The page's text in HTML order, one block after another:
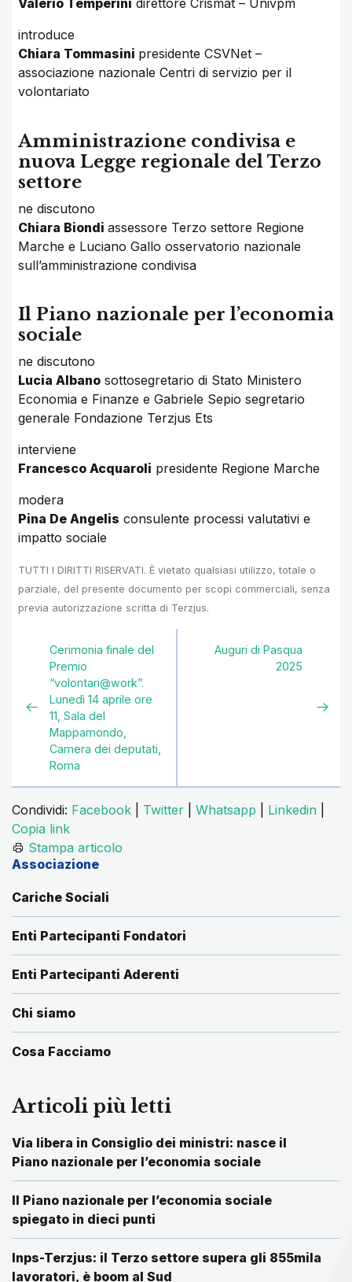
Valerio Temperini direttore Crismat – Univpm
introduce
Chiara Tommasini presidente CSVNet –
associazione nazionale Centri di servizio per il
volontariato
Amministrazione condivisa e
nuova Legge regionale del Terzo
settore
ne discutono
Chiara Biondi assessore Terzo settore Regione
Marche e Luciano Gallo osservatorio nazionale
sull’amministrazione condivisa
Il Piano nazionale per l’economia
sociale
ne discutono
Lucia Albano sottosegretario di Stato Ministero
Economia e Finanze e Gabriele Sepio segretario
generale Fondazione Terzjus Ets
interviene
Francesco Acquaroli presidente Regione Marche
modera
Pina De Angelis consulente processi valutativi e
impatto sociale
TUTTI I DIRITTI RISERVATI. È vietato qualsiasi utilizzo, totale o
parziale, del presente documento per scopi commerciali, senza
previa autorizzazione scritta di Terzjus.
Cerimonia finale del
Premio
“volontari@work”.
Lunedì 14 aprile ore
11, Sala del
Mappamondo,
Camera dei deputati,
Roma
Auguri di Pasqua
2025
Condividi: Facebook Twitter Whatsapp Linkedin
Copia link
Stampa articolo
Associazione
Cariche Sociali
Enti Partecipanti Fondatori
Enti Partecipanti Aderenti
Chi siamo
Cosa Facciamo
Articoli più letti
Via libera in Consiglio dei ministri: nasce il
Piano nazionale per l’economia sociale
Il Piano nazionale per l’economia sociale
spiegato in dieci punti
Inps-Terzjus: il Terzo settore supera gli 855mila
lavoratori, è boom al Sud